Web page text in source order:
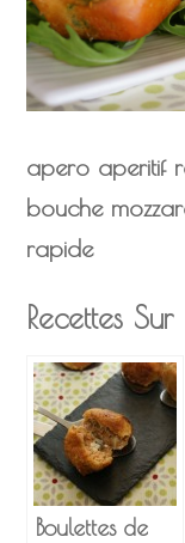
apero aperitif
bouche
rapide
Recettes
Boulettes de